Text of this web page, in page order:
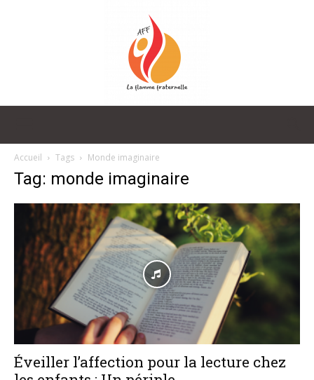
Fraternelle
–
Accueil Tags Monde imaginaire
Tag: monde imaginaire
Éveiller l’affection pour la lecture chez